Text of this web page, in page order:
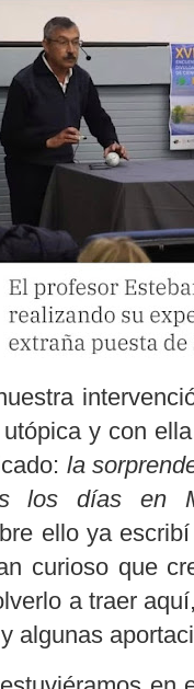
y con
la
los días en
ello ya
curioso que
a traer
algunas